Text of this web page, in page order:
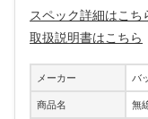
スペック詳細はこち
取扱説明書はこちら
メーカー バ
商品名 無